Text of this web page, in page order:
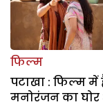
फिल्म
पटाखा : फिल्म में
मनोरंजन का घोर